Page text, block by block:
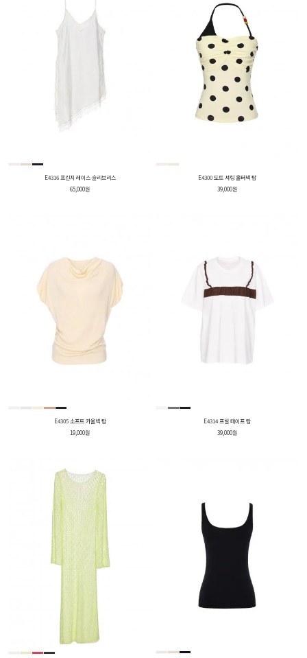
E4316 프린지 레이스 슬리브리스
65,000원
E4300 도트 셔링 홀터넥 탑
39,000원
E4305 소프트 카울넥 탑
19,000원
E4314 프릴 테이프 탑
39,000원